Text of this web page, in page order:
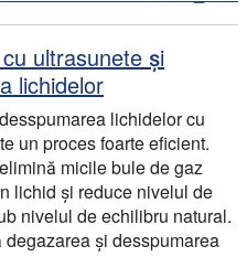
ultrasunete și
lichidelor
lichidelor cu
un proces foarte eficient.
micile bule de gaz
lichid și reduce nivelul de
nivelul de echilibru natural.
degazarea și desspumarea